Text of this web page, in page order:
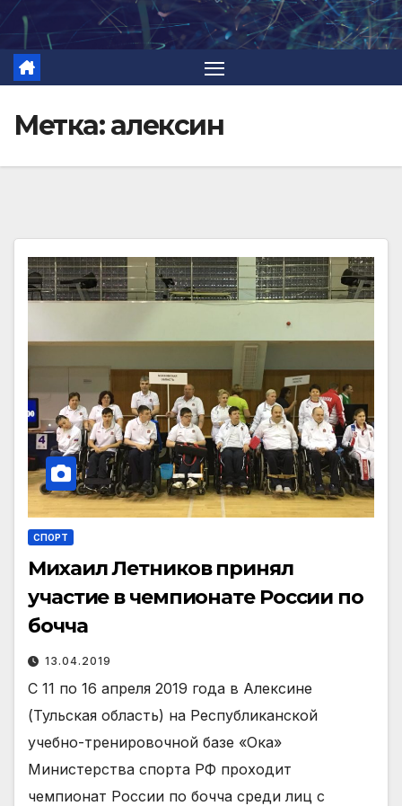
Перейти
содержимому
Метка:алексин
СПОРТ
Михаил Летников принял
участие в чемпионате России по
бочча
13.04.2019
С 11 по 16 апреля 2019 года в Алексине
(Тульская область) на Республиканской
учебно-тренировочной базе «Ока»
Министерства спорта РФ проходит
чемпионат России по бочча среди лиц с